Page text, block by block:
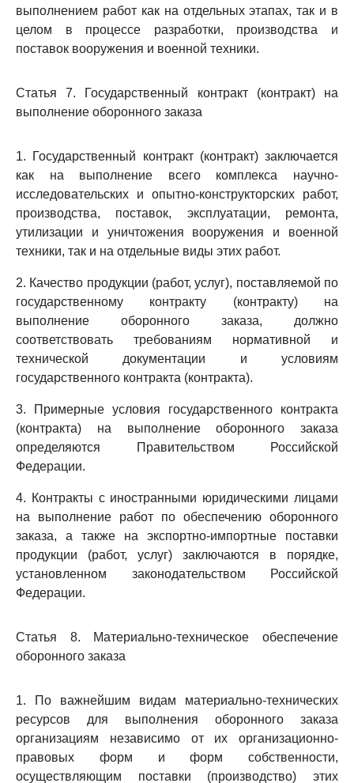
выполнением работ как на отдельных этапах, так и в
целом в процессе разработки, производства и
поставок вооружения и военной техники.
Статья 7. Государственный контракт (контракт) на
выполнение оборонного заказа
1. Государственный контракт (контракт) заключается
как на выполнение всего комплекса научно-
исследовательских и опытно-конструкторских работ,
производства, поставок, эксплуатации, ремонта,
утилизации и уничтожения вооружения и военной
техники, так и на отдельные виды этих работ.
2. Качество продукции (работ, услуг), поставляемой по
государственному контракту (контракту) на
выполнение оборонного заказа, должно
соответствовать требованиям нормативной и
технической документации и условиям
государственного контракта (контракта).
3. Примерные условия государственного контракта
(контракта) на выполнение оборонного заказа
определяются Правительством Российской
Федерации.
4. Контракты с иностранными юридическими лицами
на выполнение работ по обеспечению оборонного
заказа, а также на экспортно-импортные поставки
продукции (работ, услуг) заключаются в порядке,
установленном законодательством Российской
Федерации.
Статья 8. Материально-техническое обеспечение
оборонного заказа
1. По важнейшим видам материально-технических
ресурсов для выполнения оборонного заказа
организациям независимо от их организационно-
правовых форм и форм собственности,
осуществляющим поставки (производство) этих